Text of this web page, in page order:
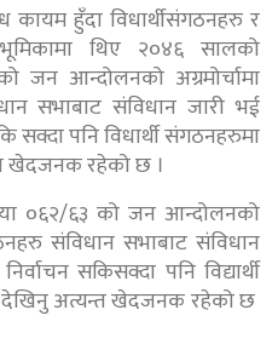
कायम हुँदा विधार्थीसंगठनहरु र
भूमिकामा थिए २०४६ सालको
जन आन्दोलनको अग्रमोर्चामा
सभाबाट संविधान जारी भई
सक्दा पनि विधार्थी संगठनहरुमा
खेदजनक रहेको छ ।
०६२/६३ को जन आन्दोलनको
संविधान सभाबाट संविधान
सकिसक्दा पनि विद्यार्थी
देखिनु अत्यन्त खेदजनक रहेको छ